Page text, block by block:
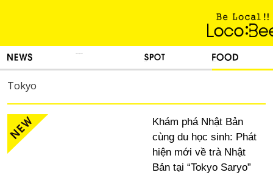
Tokyo
Khám phá Nhật Bản
cùng du học sinh: Phát
hiện mới về trà Nhật
Bản tại “Tokyo Saryo”